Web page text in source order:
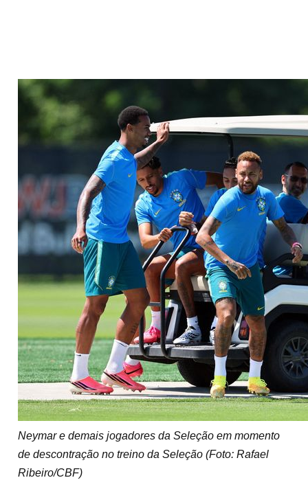
Neymar e demais jogadores da Seleção em momento
de descontração no treino da Seleção (Foto: Rafael
Ribeiro/CBF)